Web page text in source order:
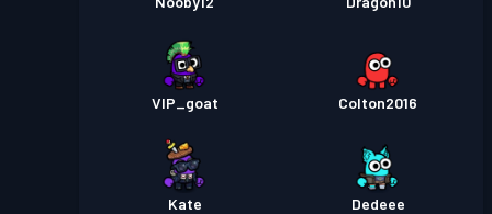
VIP_goat Colton2016
Kate Dedeee